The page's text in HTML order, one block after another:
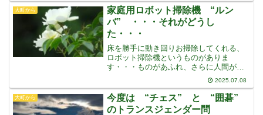
今年はこれを・・・といったことも特に
ありませんまる２年、旅行に
大町から
家庭用ロボット掃除機 “ルン
バ” ・・・それがどうし
た・・・
床を勝手に動き回りお掃除してくれる、
ロボット掃除機というものがありま
す・・・ものがあふれ、さらに人間が寝
そべっていて、足の踏み場もない我が家
の床では、活躍してくれそうにありませ
んが・・・ロボット掃除機市場では、ア
メリカ製の “ルンバ” が一
2025.07.08
大町から
今度は “チェス” と “囲碁”
のトランスジェンダー問